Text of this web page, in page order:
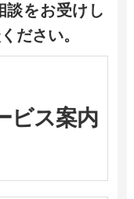
談をお受けし
ださい。
ビス案内